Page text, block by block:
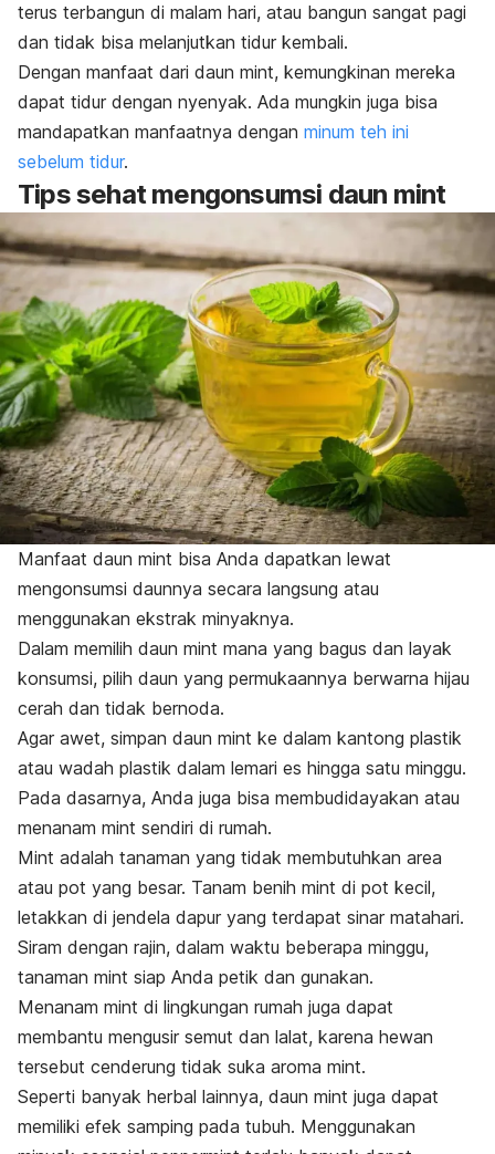
terus terbangun di malam hari, atau bangun sangat pagi
dan tidak bisa melanjutkan tidur kembali.
Dengan manfaat dari daun mint, kemungkinan mereka
dapat tidur dengan nyenyak. Ada mungkin juga bisa
mandapatkan manfaatnya dengan minum teh ini
sebelum tidur.
Tips sehat mengonsumsi daun mint
Manfaat daun mint bisa Anda dapatkan lewat
mengonsumsi daunnya secara langsung atau
menggunakan ekstrak minyaknya.
Dalam memilih daun mint mana yang bagus dan layak
konsumsi, pilih daun yang permukaannya berwarna hijau
cerah dan tidak bernoda.
Agar awet, simpan daun mint ke dalam kantong plastik
atau wadah plastik dalam lemari es hingga satu minggu.
Pada dasarnya, Anda juga bisa membudidayakan atau
menanam mint sendiri di rumah.
Mint adalah tanaman yang tidak membutuhkan area
atau pot yang besar. Tanam benih mint di pot kecil,
letakkan di jendela dapur yang terdapat sinar matahari.
Siram dengan rajin, dalam waktu beberapa minggu,
tanaman mint siap Anda petik dan gunakan.
Menanam mint di lingkungan rumah juga dapat
membantu mengusir semut dan lalat, karena hewan
tersebut cenderung tidak suka aroma mint.
Seperti banyak herbal lainnya, daun mint juga dapat
memiliki efek samping pada tubuh. Menggunakan